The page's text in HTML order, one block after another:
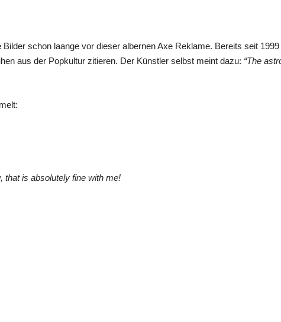
schon laange vor dieser albernen Axe Reklame. Bereits seit
aus der Popkultur zitieren. Der Künstler selbst meint dazu: “The
that is absolutely fine with me!